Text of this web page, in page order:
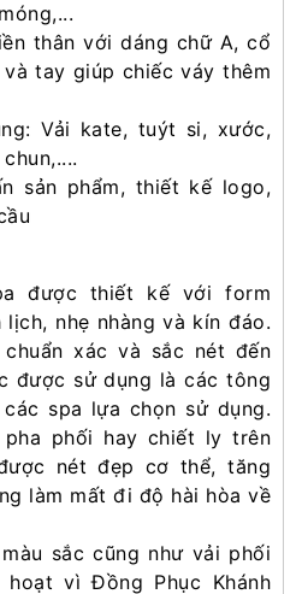
thân với dáng chữ A, cổ
tay giúp chiếc váy thêm
Vải kate, tuýt si, xước,
phẩm, thiết kế logo,
được thiết kế với form
nhẹ nhàng và kín đáo.
xác và sắc nét đến
được sử dụng là các tông
spa lựa chọn sử dụng.
pha phối hay chiết ly trên
nét đẹp cơ thể, tăng
làm mất đi độ hài hòa về
sắc cũng như vải phối
vì Đồng Phục Khánh